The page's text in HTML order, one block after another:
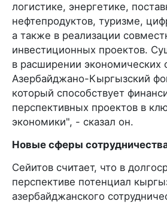
логистике, энергетике,
нефтепродуктов, туризме,
а также в реализации
инвестиционных проектов.
в расширении экономических
Азербайджано-Кыргызский
который способствует
перспективных проектов в
экономики", - сказал он.
Новые сферы
Сейитов считает, что в
перспективе потенциал
азербайджанского